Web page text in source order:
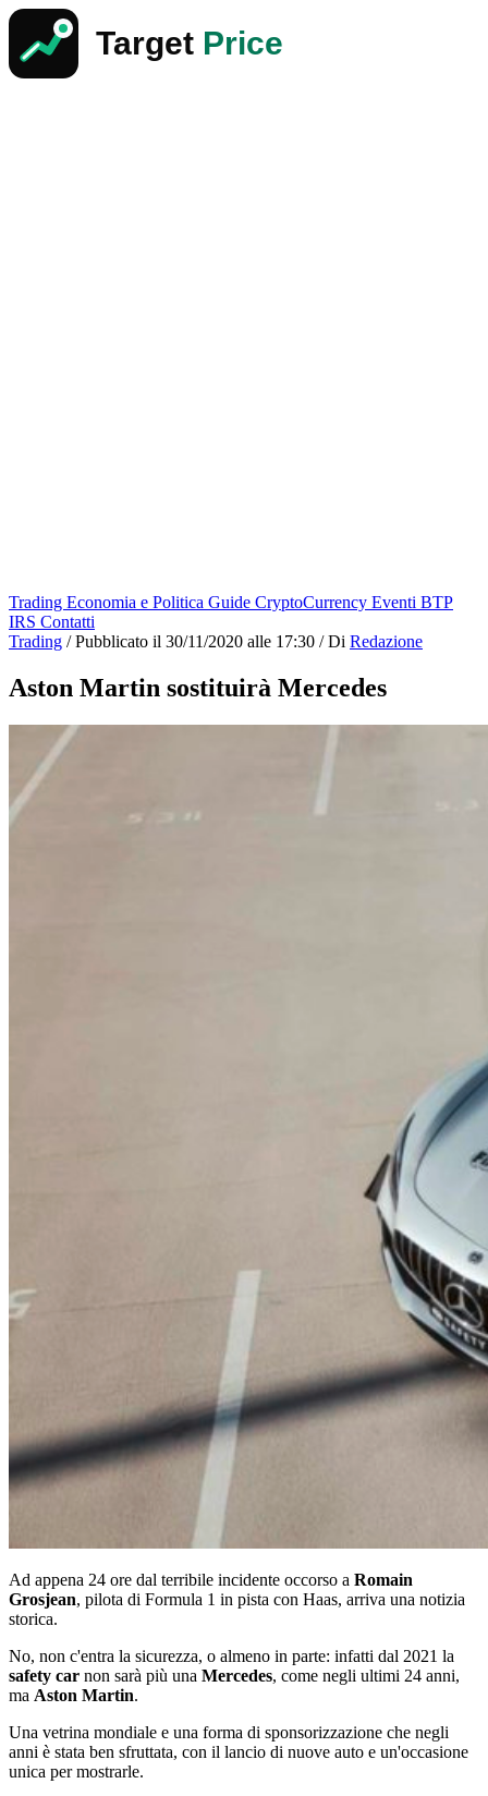
Trading Economia e Politica Guide CryptoCurrency Eventi BTP
IRS Contatti
Trading / Pubblicato il 30/11/2020 alle 17:30 / Di Redazione
Aston Martin sostituirà Mercedes
Ad appena 24 ore dal terribile incidente occorso a Romain
Grosjean, pilota di Formula 1 in pista con Haas, arriva una notizia
storica.
No, non c'entra la sicurezza, o almeno in parte: infatti dal 2021 la
safety car non sarà più una Mercedes, come negli ultimi 24 anni,
ma Aston Martin.
Una vetrina mondiale e una forma di sponsorizzazione che negli
anni è stata ben sfruttata, con il lancio di nuove auto e un'occasione
unica per mostrarle.